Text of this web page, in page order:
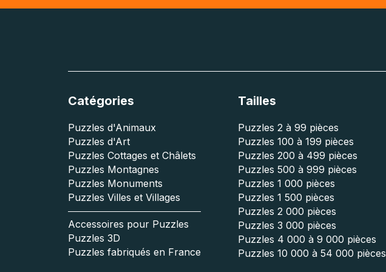
Catégories
Puzzles d'Animaux
Puzzles d'Art
Puzzles Cottages et Châlets
Puzzles Montagnes
Puzzles Monuments
Puzzles Villes et Villages
Accessoires pour Puzzles
Puzzles 3D
Puzzles fabriqués en France
Tailles
Puzzles 2 à 99 pièces
Puzzles 100 à 199 pièces
Puzzles 200 à 499 pièces
Puzzles 500 à 999 pièces
Puzzles 1 000 pièces
Puzzles 1 500 pièces
Puzzles 2 000 pièces
Puzzles 3 000 pièces
Puzzles 4 000 à 9 000 pièces
Puzzles 10 000 à 54 000 pièces